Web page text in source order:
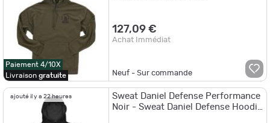
Paiement 4/10X
Livraison gratuite
127,09 €
Achat Immédiat
Neuf - Sur commande
ajouté il y a 22 heures
Sweat Daniel Defense Performance
Noir - Sweat Daniel Defense Hoodie